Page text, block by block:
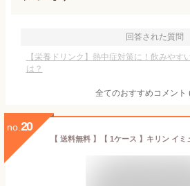
回答された質問
【栄養ドリンク】熱中症対策に！飲みやす
は？
全てのおすすめコメント
no. 20